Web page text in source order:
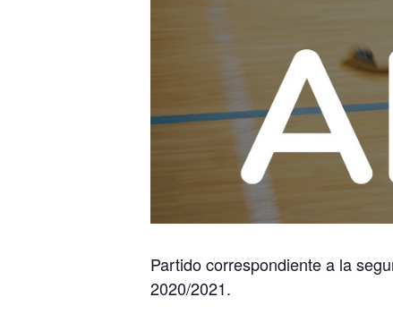
Partido correspondiente a la
2020/2021.